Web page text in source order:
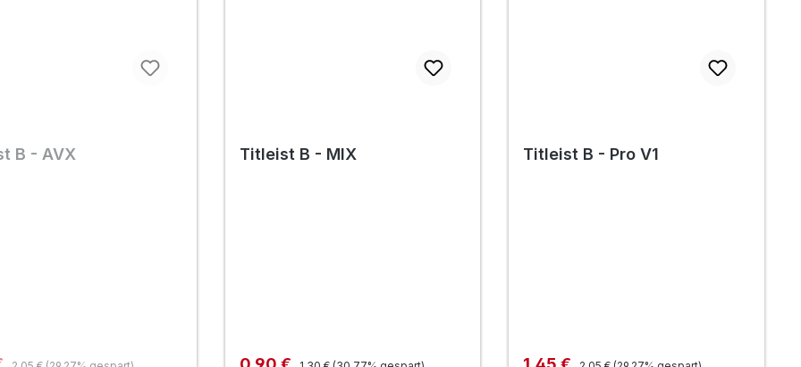
B - AVX
Regulärer Preis:
Titleist B - MIX
Verkaufspreis:
Regulärer Preis:
Titleist B - Pro V1
Verkaufspreis:
Regulärer Preis: